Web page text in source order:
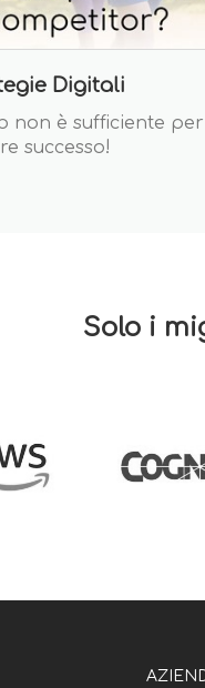
Digitali
non è sufficiente per
successo!
Solo i